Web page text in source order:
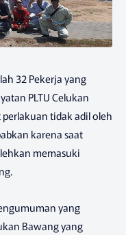
32 Pekerja yang
PLTU Celukan
perlakuan tidak adil oleh
karena saat
memasuki
yang
Bawang yang